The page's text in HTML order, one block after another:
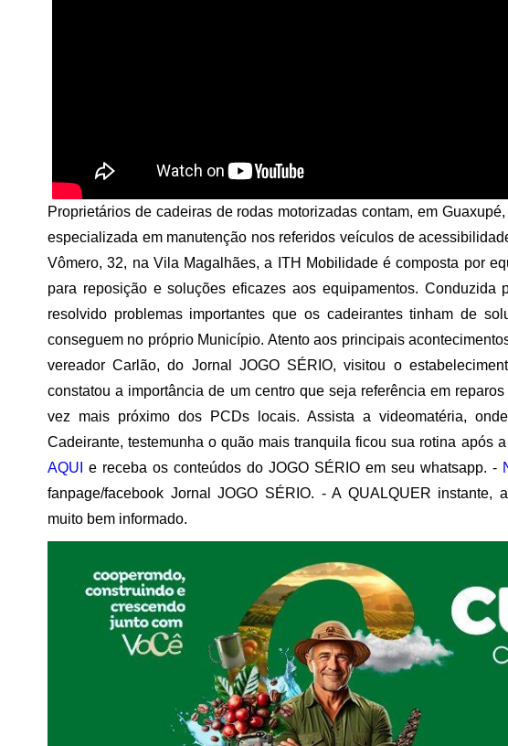
Proprietários de cadeiras de rodas motorizadas contam, em
especializada em manutenção nos referidos veículos de
Vômero, 32, na Vila Magalhães, a ITH Mobilidade é composta por
para reposição e soluções eficazes aos equipamentos. Conduzida
resolvido problemas importantes que os cadeirantes tinham de
conseguem no próprio Município. Atento aos principais
vereador Carlão, do Jornal JOGO SÉRIO, visitou o
constatou a importância de um centro que seja referência em
vez mais próximo dos PCDs locais. Assista a videomatéria,
Cadeirante, testemunha o quão mais tranquila ficou sua rotina após
AQUI
e receba os conteúdos do JOGO SÉRIO em seu whatsapp. -
fanpage/facebook Jornal JOGO SÉRIO. - A QUALQUER instante,
muito bem informado.